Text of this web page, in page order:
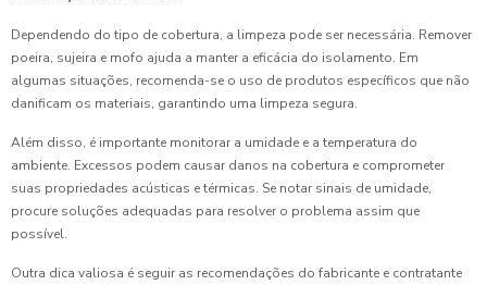
Dependendo do tipo de cobertura, a limpeza pode ser necessária. Remover
poeira, sujeira e mofo ajuda a manter a eficácia do isolamento. Em
algumas situações, recomenda-se o uso de produtos específicos que não
danificam os materiais, garantindo uma limpeza segura.
Além disso, é importante monitorar a umidade e a temperatura do
ambiente. Excessos podem causar danos na cobertura e comprometer
suas propriedades acústicas e térmicas. Se notar sinais de umidade,
procure soluções adequadas para resolver o problema assim que
possível.
Outra dica valiosa é seguir as recomendações do fabricante e contratante